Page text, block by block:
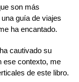
son más
guía de viajes
ha encantado.
cautivado su
ese contexto, me
de este libro.